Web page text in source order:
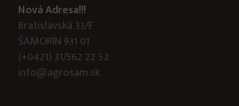
Nová Adresa!!!
Bratislavská 33/F
ŠAMORÍN 931 01
(+0421) 31/562 22 52
info@agrosam.sk